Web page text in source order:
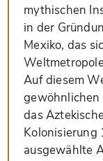
mythischen
in der
Mexiko, das
Auf diesem
gewöhnlichen
das
Kolonisierung
ausgewählte